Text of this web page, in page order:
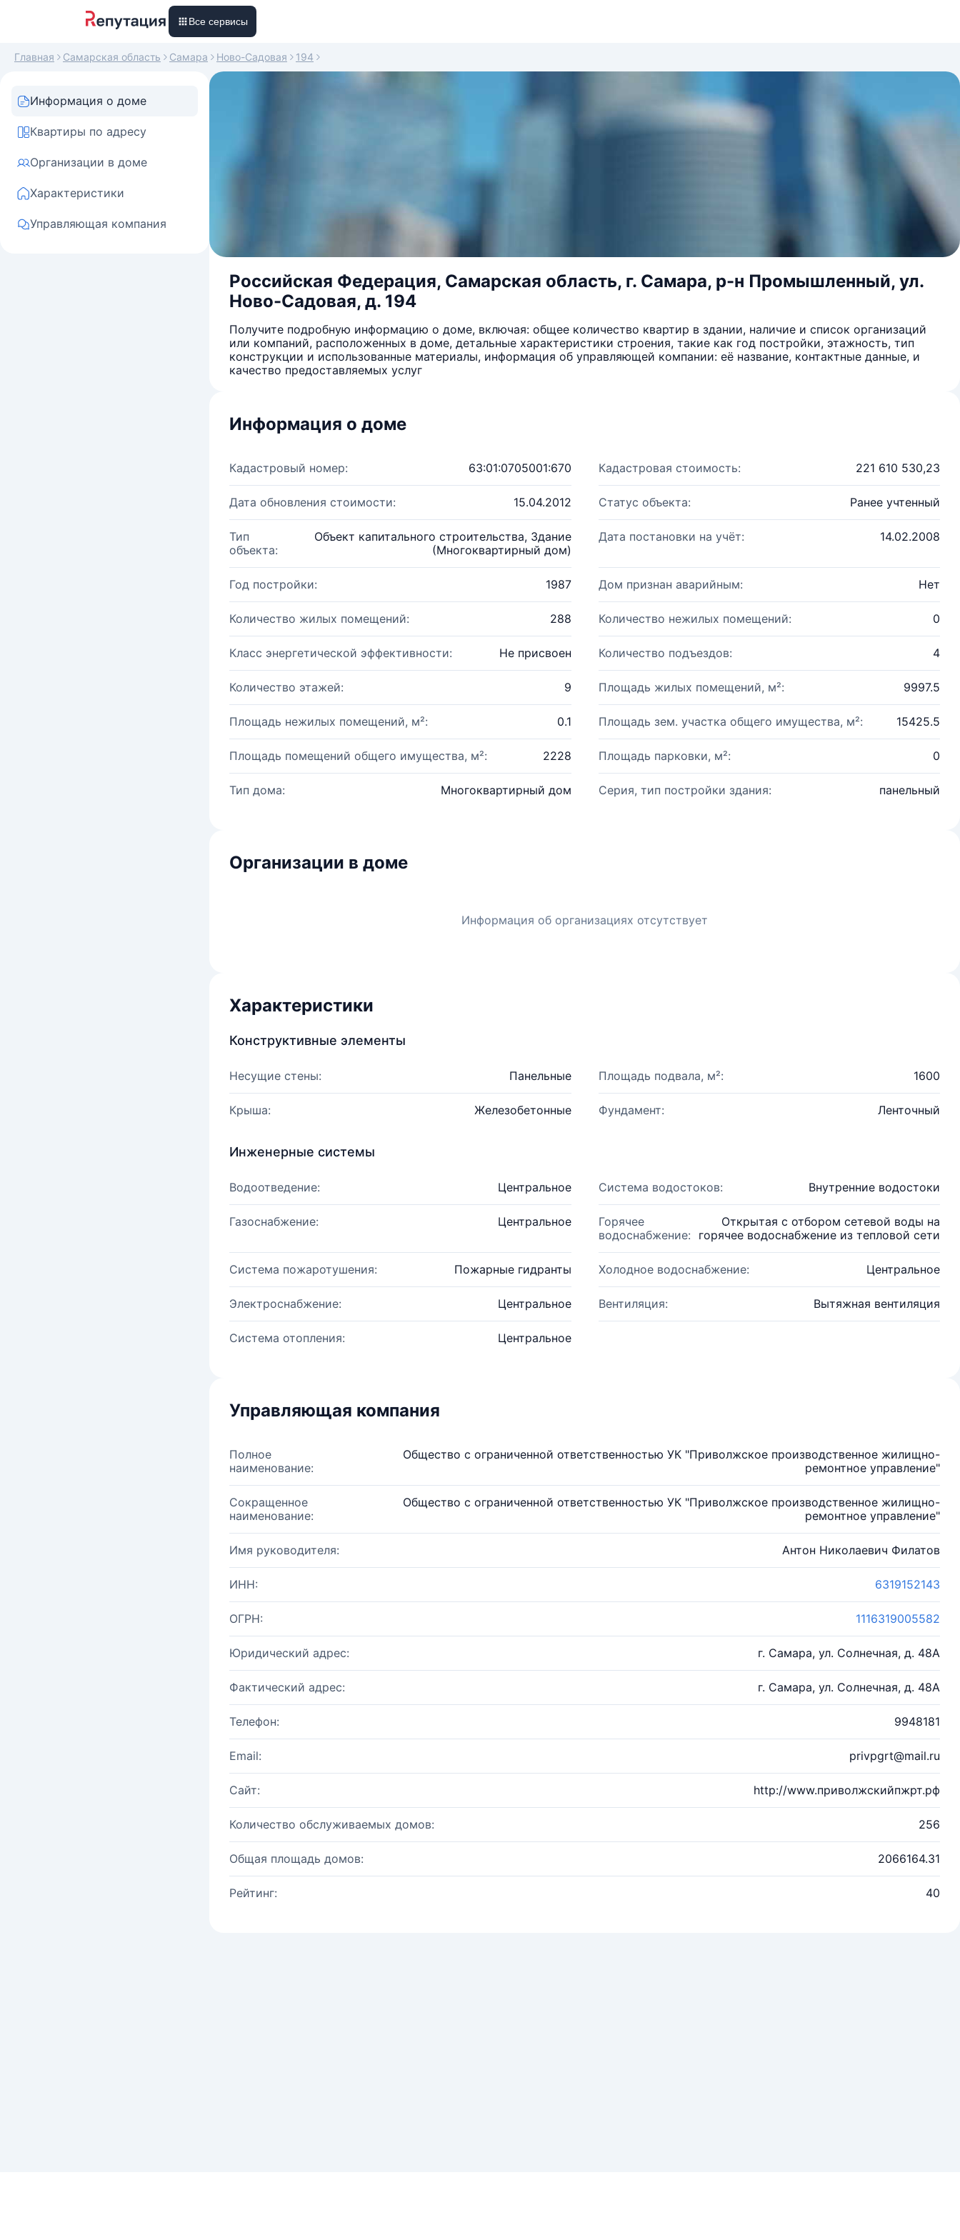
Все сервисы
Главная Самарская область Самара Ново-Садовая 194
Информация о доме
Квартиры по адресу
Организации в доме
Характеристики
Управляющая компания
Российская Федерация, Самарская область, г. Самара, р-н Промышленный, ул.
Ново-Садовая, д. 194
Получите подробную информацию о доме, включая: общее количество квартир в здании, наличие и список организаций
или компаний, расположенных в доме, детальные характеристики строения, такие как год постройки, этажность, тип
конструкции и использованные материалы, информация об управляющей компании: её название, контактные данные, и
качество предоставляемых услуг
Информация о доме
Кадастровый номер: 63:01:0705001:670 Кадастровая стоимость: 221 610 530,23
Дата обновления стоимости: 15.04.2012 Статус объекта: Ранее учтенный
Тип
объекта:
Объект капитального строительства, Здание
(Многоквартирный дом)
Дата постановки на учёт: 14.02.2008
Год постройки: 1987 Дом признан аварийным: Нет
Количество жилых помещений: 288 Количество нежилых помещений: 0
Класс энергетической эффективности: Не присвоен Количество подъездов: 4
Количество этажей: 9 Площадь жилых помещений, м²: 9997.5
Площадь нежилых помещений, м²: 0.1 Площадь зем. участка общего имущества, м²: 15425.5
Площадь помещений общего имущества, м²: 2228 Площадь парковки, м²: 0
Тип дома: Многоквартирный дом Серия, тип постройки здания: панельный
Организации в доме
Информация об организациях отсутствует
Характеристики
Конструктивные элементы
Несущие стены: Панельные Площадь подвала, м²: 1600
Крыша: Железобетонные Фундамент: Ленточный
Инженерные системы
Водоотведение: Центральное Система водостоков: Внутренние водостоки
Газоснабжение: Центральное
Горячее
водоснабжение:
Открытая с отбором сетевой воды на
горячее водоснабжение из тепловой сети
Система пожаротушения: Пожарные гидранты Холодное водоснабжение: Центральное
Электроснабжение: Центральное Вентиляция: Вытяжная вентиляция
Система отопления: Центральное
Управляющая компания
Полное
наименование:
Общество с ограниченной ответственностью УК "Приволжское производственное жилищно-
ремонтное управление"
Сокращенное
наименование:
Общество с ограниченной ответственностью УК "Приволжское производственное жилищно-
ремонтное управление"
Имя руководителя: Антон Николаевич Филатов
ИНН: 6319152143
ОГРН: 1116319005582
Юридический адрес: г. Самара, ул. Солнечная, д. 48А
Фактический адрес: г. Самара, ул. Солнечная, д. 48А
Телефон: 9948181
Email: privpgrt@mail.ru
Сайт: http://www.приволжскийпжрт.рф
Количество обслуживаемых домов: 256
Общая площадь домов: 2066164.31
Рейтинг: 40